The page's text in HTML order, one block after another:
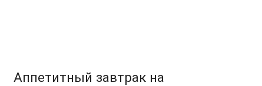
Аппетитный завтрак на